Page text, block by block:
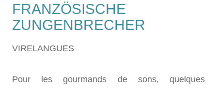
FRANZÖSISCHE
ZUNGENBRECHER
VIRELANGUES
Pour les gourmands de sons, quelques